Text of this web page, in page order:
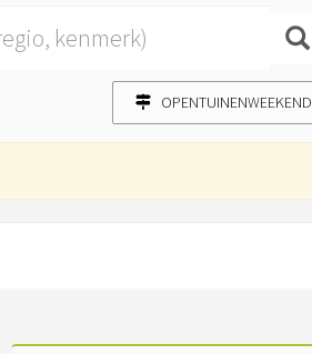
OPENTUINENWEEKEND